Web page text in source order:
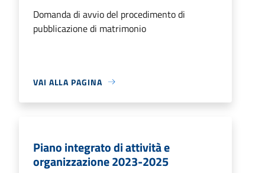
Domanda di avvio del procedimento di
pubblicazione di matrimonio
VAI ALLA PAGINA
Piano integrato di attività e
organizzazione 2023-2025